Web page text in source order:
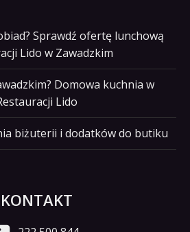
Sprawdź ofertę lunchową
Lido w Zawadzkim
Domowa kuchnia w
Lido
biżuterii i dodatków do butiku
KONTAKT